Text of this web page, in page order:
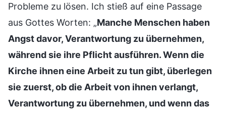
Probleme zu lösen. Ich stieß auf eine Passage
aus Gottes Worten: „Manche Menschen haben
Angst davor, Verantwortung zu übernehmen,
während sie ihre Pflicht ausführen. Wenn die
Kirche ihnen eine Arbeit zu tun gibt, überlegen
sie zuerst, ob die Arbeit von ihnen verlangt,
Verantwortung zu übernehmen, und wenn das